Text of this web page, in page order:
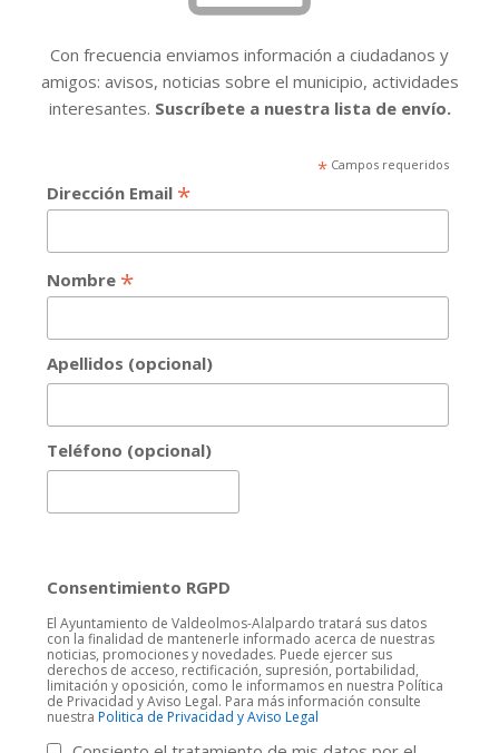
Con frecuencia enviamos información a ciudadanos y
amigos: avisos, noticias sobre el municipio, actividades
interesantes. Suscríbete a nuestra lista de envío.
*Campos requeridos
Dirección Email *
Nombre *
Apellidos (opcional)
Teléfono (opcional)
Consentimiento RGPD
El Ayuntamiento de Valdeolmos-Alalpardo tratará sus datos
con la finalidad de mantenerle informado acerca de nuestras
noticias, promociones y novedades. Puede ejercer sus
derechos de acceso, rectificación, supresión, portabilidad,
limitación y oposición, como le informamos en nuestra Política
de Privacidad y Aviso Legal. Para más información consulte
nuestra Politica de Privacidad y Aviso Legal